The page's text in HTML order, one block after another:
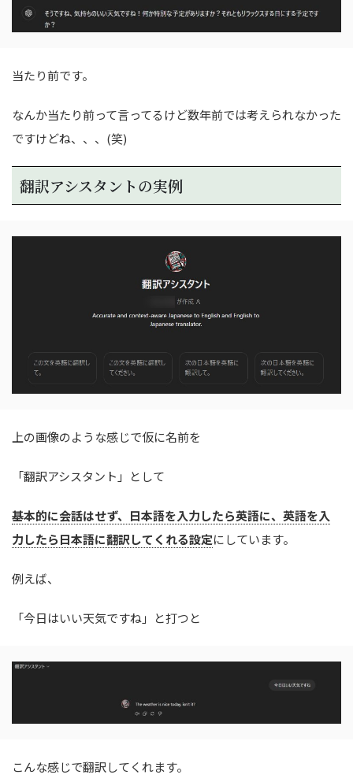
当たり前です。
なんか当たり前って言ってるけど数年前では考えられなかった
ですけどね、、、(笑)
翻訳アシスタントの実例
上の画像のような感じで仮に名前を
「翻訳アシスタント」として
基本的に会話はせず、日本語を入力したら英語に、英語を入
力したら日本語に翻訳してくれる設定にしています。
例えば、
「今日はいい天気ですね」と打つと
こんな感じで翻訳してくれます。